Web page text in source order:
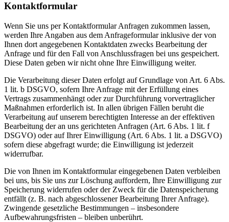
Kontaktformular
Wenn Sie uns per Kontaktformular Anfragen zukommen lassen,
werden Ihre Angaben aus dem Anfrageformular inklusive der von
Ihnen dort angegebenen Kontaktdaten zwecks Bearbeitung der
Anfrage und für den Fall von Anschlussfragen bei uns gespeichert.
Diese Daten geben wir nicht ohne Ihre Einwilligung weiter.
Die Verarbeitung dieser Daten erfolgt auf Grundlage von Art. 6 Abs.
1 lit. b DSGVO, sofern Ihre Anfrage mit der Erfüllung eines
Vertrags zusammenhängt oder zur Durchführung vorvertraglicher
Maßnahmen erforderlich ist. In allen übrigen Fällen beruht die
Verarbeitung auf unserem berechtigten Interesse an der effektiven
Bearbeitung der an uns gerichteten Anfragen (Art. 6 Abs. 1 lit. f
DSGVO) oder auf Ihrer Einwilligung (Art. 6 Abs. 1 lit. a DSGVO)
sofern diese abgefragt wurde; die Einwilligung ist jederzeit
widerrufbar.
Die von Ihnen im Kontaktformular eingegebenen Daten verbleiben
bei uns, bis Sie uns zur Löschung auffordern, Ihre Einwilligung zur
Speicherung widerrufen oder der Zweck für die Datenspeicherung
entfällt (z. B. nach abgeschlossener Bearbeitung Ihrer Anfrage).
Zwingende gesetzliche Bestimmungen – insbesondere
Aufbewahrungsfristen – bleiben unberührt.